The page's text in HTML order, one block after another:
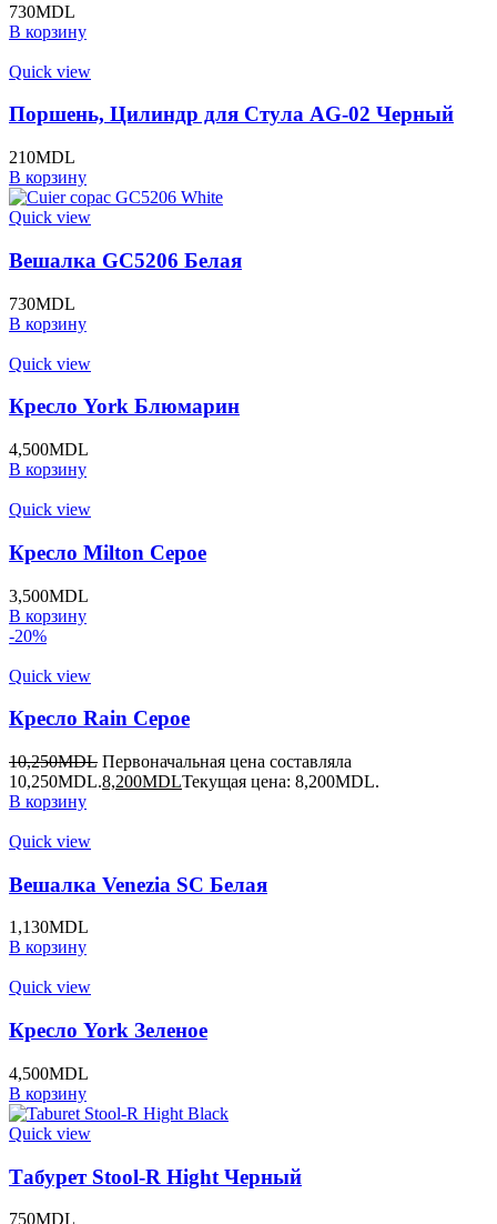
730MDL
В корзину
Quick view
Поршень, Цилиндр для Стула AG-02 Черный
210MDL
В корзину
Quick view
Вешалка GC5206 Белая
730MDL
В корзину
Quick view
Кресло York Блюмарин
4,500MDL
В корзину
Quick view
Кресло Milton Серое
3,500MDL
В корзину
-20%
Quick view
Кресло Rain Серое
10,250MDL Первоначальная цена составляла
10,250MDL.8,200MDLТекущая цена: 8,200MDL.
В корзину
Quick view
Вешалка Venezia SC Белая
1,130MDL
В корзину
Quick view
Кресло York Зеленое
4,500MDL
В корзину
Quick view
Табурет Stool-R Hight Черный
750MDL